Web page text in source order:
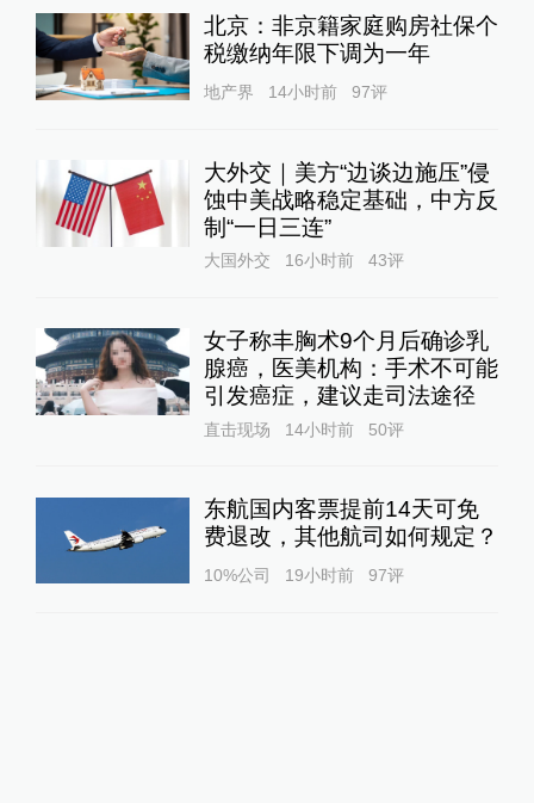
北京：非京籍家庭购房社保个
税缴纳年限下调为一年
地产界 14小时前 97评
大外交｜美方“边谈边施压”侵
蚀中美战略稳定基础，中方反
制“一日三连”
大国外交 16小时前 43评
女子称丰胸术9个月后确诊乳
腺癌，医美机构：手术不可能
引发癌症，建议走司法途径
直击现场 14小时前 50评
东航国内客票提前14天可免
费退改，其他航司如何规定？
10%公司 19小时前 97评